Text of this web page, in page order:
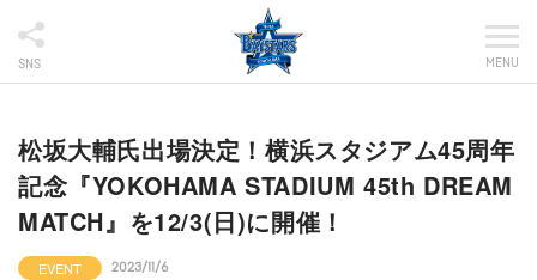
SNS MENU
松坂大輔氏出場決定！横浜スタジアム45周年
記念『YOKOHAMA STADIUM 45th DREAM
MATCH』を12/3(日)に開催！
EVENT 2023/11/6